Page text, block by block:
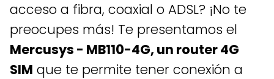
acceso a fibra, coaxial o ADSL? ¡No te
preocupes más! Te presentamos el
Mercusys - MB110-4G, un router 4G
SIM que te permite tener conexión a